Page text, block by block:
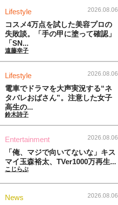
Lifestyle 2026.08.06
コスメ4万点を試した美容プロの
失敗談。「手の甲に塗って確認」
「SN...
遠藤幸子
Lifestyle 2026.08.06
電車でドラマを大声実況する“ネ
タバレおばさん”。注意した女子
高生の...
鈴木詩子
Entertainment 2026.08.06
「俺、マジで向いてないな」キス
マイ玉森裕太、TVer1000万再生...
こじらぶ
News 2026.08.06